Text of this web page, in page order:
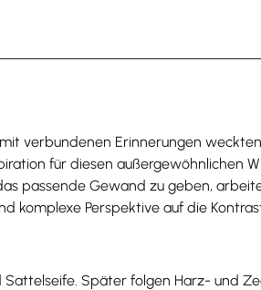
verbundenen Erinnerungen
für diesen außergewöhnlichen
passende Gewand zu geben,
komplexe Perspektive auf die
Später folgen Harz- und